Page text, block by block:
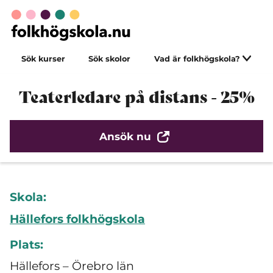
Sök kurser Sök skolor Vad är folkhögskola?
Teaterledare på distans - 25%
Ansök nu
Skola:
Hällefors folkhögskola
Plats:
Hällefors – Örebro län